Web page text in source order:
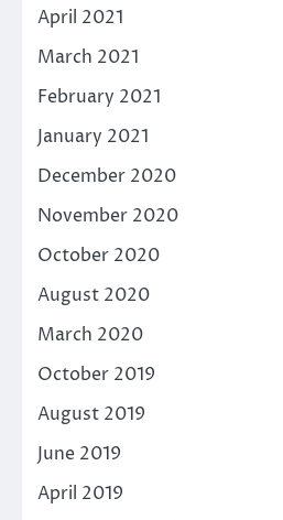
April 2021
March 2021
February 2021
January 2021
December 2020
November 2020
October 2020
August 2020
March 2020
October 2019
August 2019
June 2019
April 2019